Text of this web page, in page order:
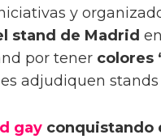
y
stand de Madrid
por tener colores
adjudiquen
gay conquistando